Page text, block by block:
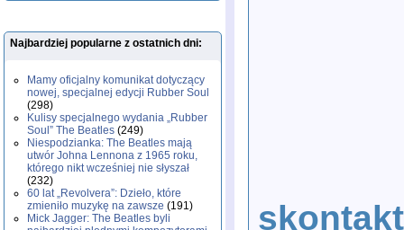
Najbardziej popularne z ostatnich dni:
Mamy oficjalny komunikat dotyczący
nowej, specjalnej edycji Rubber Soul
(298)
Kulisy specjalnego wydania „Rubber
Soul” The Beatles (249)
Niespodzianka: The Beatles mają
utwór Johna Lennona z 1965 roku,
którego nikt wcześniej nie słyszał
(232)
60 lat „Revolvera”: Dzieło, które
zmieniło muzykę na zawsze (191)
Mick Jagger: The Beatles byli